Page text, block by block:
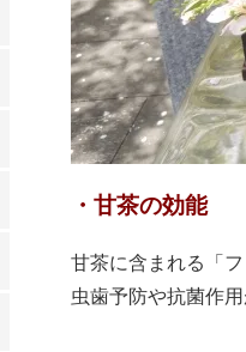
・甘茶の効能
甘茶に含まれる「
虫歯予防や抗菌作